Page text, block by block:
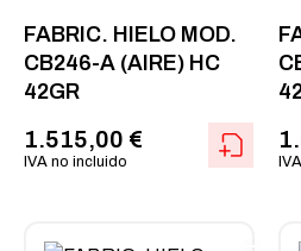
FABRIC. HIELO MOD.
CB246-A (AIRE) HC
42GR
1.515,00 €
IVA no incluido